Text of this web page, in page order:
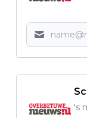
's